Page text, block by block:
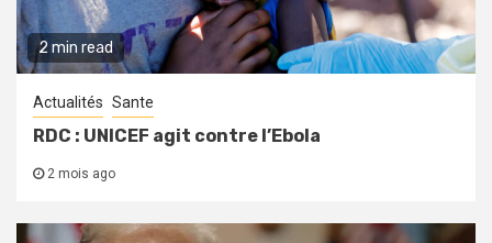
2 min read
Actualités Sante
RDC : UNICEF agit contre l’Ebola
2 mois ago